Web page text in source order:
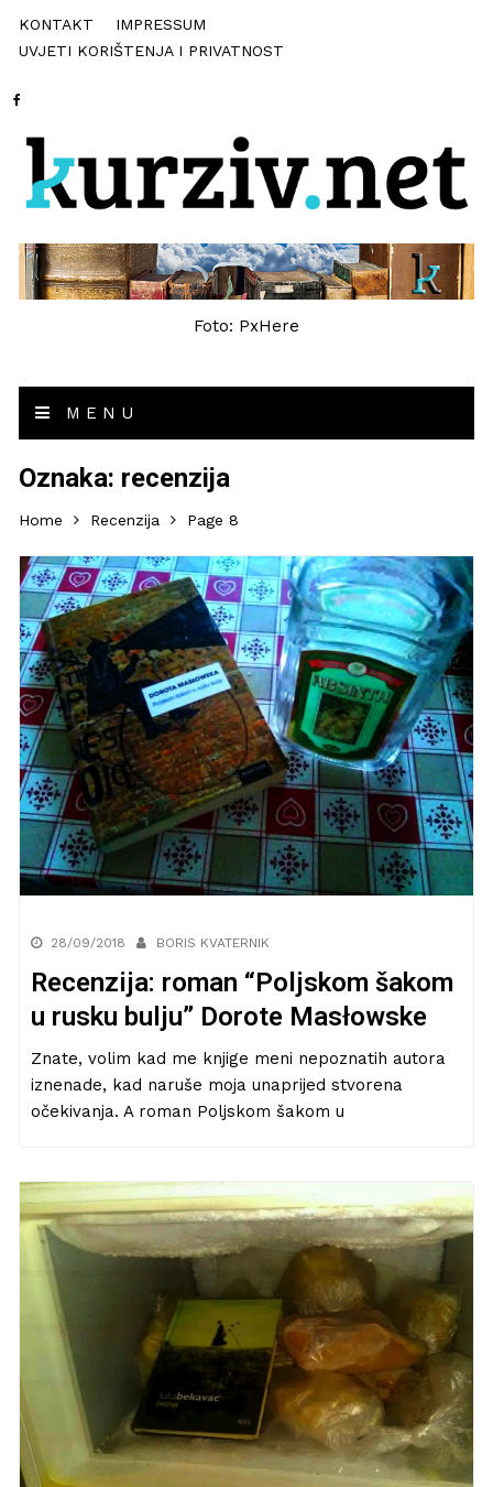
KONTAKT
IMPRESSUM
UVJETI KORIŠTENJA I PRIVATNOST
Foto: PxHere
MENU
Oznaka: recenzija
Home Recenzija Page 8
28/09/2018 BORIS KVATERNIK
Recenzija: roman “Poljskom šakom
u rusku bulju” Dorote Masłowske
Znate, volim kad me knjige meni nepoznatih autora
iznenade, kad naruše moja unaprijed stvorena
očekivanja. A roman Poljskom šakom u